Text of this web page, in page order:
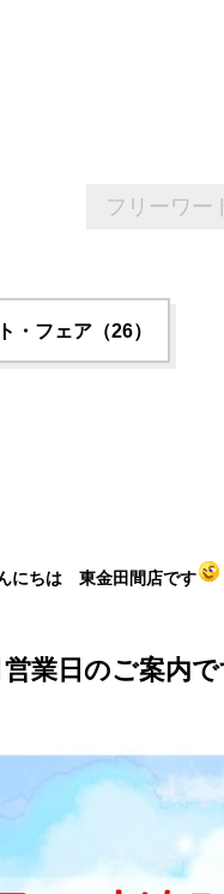
・フェア（26）
にちは 東金田間店です
業日のご案内